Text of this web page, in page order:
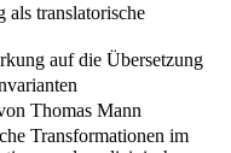
translatorische
auf die Übersetzung
Thomas Mann
Transformationen im